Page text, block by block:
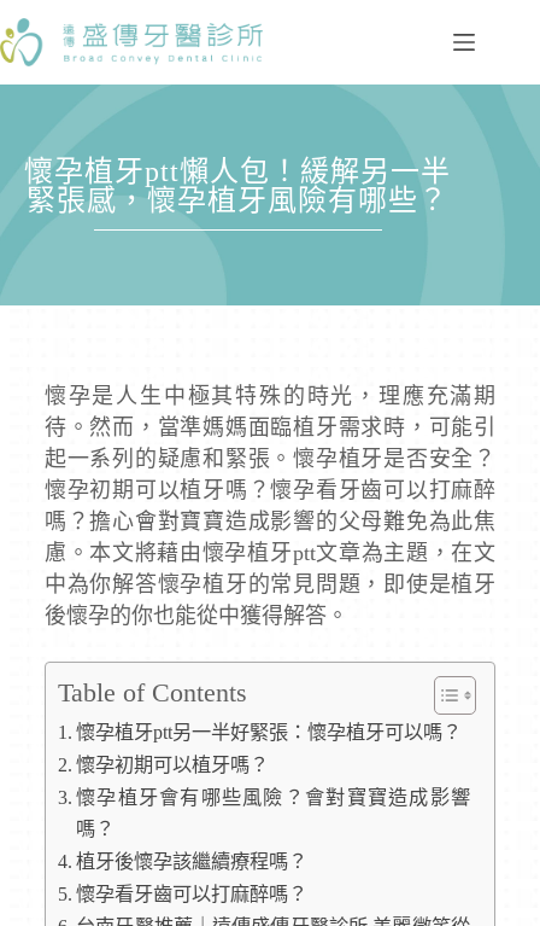
懷孕植牙ptt懶人包！緩解另一半
緊張感，懷孕植牙風險有哪些？
懷孕是人生中極其特殊的時光，理應充滿期
待。然而，當準媽媽面臨植牙需求時，可能引
起一系列的疑慮和緊張。懷孕植牙是否安全？
懷孕初期可以植牙嗎？懷孕看牙齒可以打麻醉
嗎？擔心會對寶寶造成影響的父母難免為此焦
慮。本文將藉由懷孕植牙ptt文章為主題，在文
中為你解答懷孕植牙的常見問題，即使是植牙
後懷孕的你也能從中獲得解答。
Table of Contents
懷孕植牙ptt另一半好緊張：懷孕植牙可以嗎？
懷孕初期可以植牙嗎？
懷孕植牙會有哪些風險？會對寶寶造成影響
嗎？
植牙後懷孕該繼續療程嗎？
懷孕看牙齒可以打麻醉嗎？